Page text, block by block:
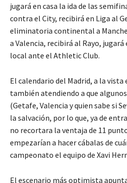
jugará en casa la ida de las
contra el City, recibirá en Liga al
eliminatoria continental a
a Valencia, recibirá al Rayo,
local ante el Athletic Club.
El calendario del Madrid, a la
también atendiendo a que
(Getafe, Valencia y quien sabe si
la salvación, por lo que, ya de
no recortara la ventaja de 11
empezarían a hacer cábalas de
campeonato el equipo de Xavi
El escenario más optimista